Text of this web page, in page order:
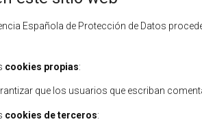
Española de Protección de Datos
cookies propias:
que los usuarios que escriban
cookies de terceros: